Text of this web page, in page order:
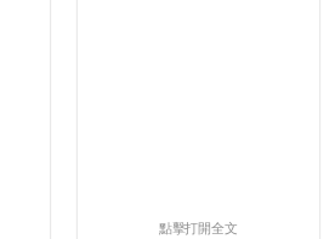
點擊打開全文